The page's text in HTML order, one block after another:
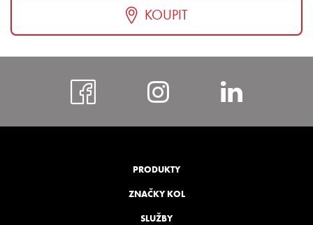
KOUPIT
https://https://
PRODUKTY
ZNAČKY KOL
SLUŽBY